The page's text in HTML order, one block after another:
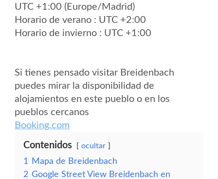
UTC +1:00 (Europe/Madrid)
Horario de verano : UTC +2:00
Horario de invierno : UTC +1:00
Si tienes pensado visitar Breidenbach
puedes mirar la disponibilidad de
alojamientos en este pueblo o en los
pueblos cercanos
Booking.com
Contenidos ocultar
1
Mapa de Breidenbach
2 Google Street View Breidenbach en